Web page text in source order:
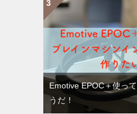
Emotive EPOC＋使っ
うだ！